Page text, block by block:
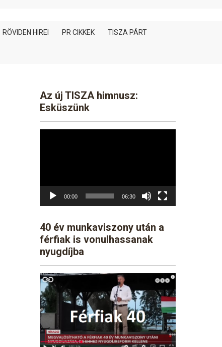
RÖVIDEN HIREI PR CIKKEK TISZA PÁRT
Az új TISZA himnusz:
Esküszünk
00:00 06:30
40 év munkaviszony után a
férfiak is vonulhassanak
nyugdíjba